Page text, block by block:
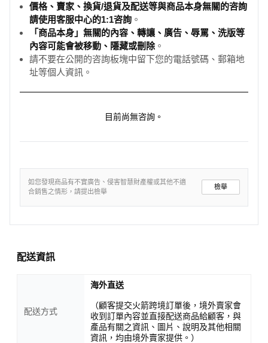
價格、賣家、換貨/退貨及配送等與商品本身無關的咨詢
請使用客服中心的1:1咨詢 。
「商品本身」無關的內容、轉讓、廣告、辱罵、洗版等
內容可能會被移動、隱藏或刪除。
請不要在公開的咨詢板塊中留下您的電話號碼、郵箱地
址等個人資訊。
目前尚無咨詢。
如您發現商品有不實廣告、侵害智慧財產權或其他不適
合銷售之情形，請提出檢舉
檢舉
配送資訊
配送方式
海外直送
（顧客提交火箭跨境訂單後，境外賣家會
收到訂單內容並直接配送商品給顧客，與
產品有關之資訊、圖片、說明及其他相關
資訊，均由境外賣家提供。）